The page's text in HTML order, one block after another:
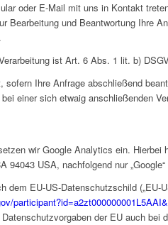
oder E-Mail mit uns in Kontakt
Bearbeitung und Beantwortung Ihre
ist Art. 6 Abs. 1 lit. b)
sofern Ihre Anfrage abschließend
einer sich etwaig anschließenden
wir Google Analytics ein.
94043 USA, nachfolgend nur
dem EU-US-Datenschutzschild („EU-
der EU auch bei